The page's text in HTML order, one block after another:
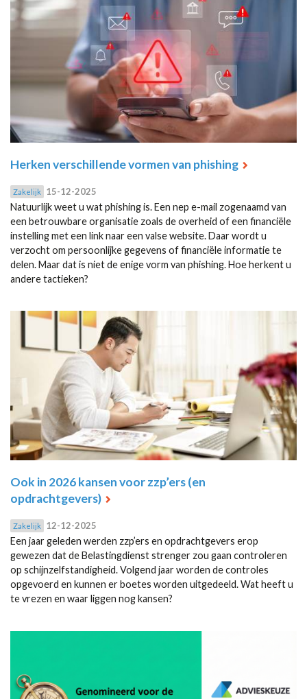
Herken verschillende vormen van phishing
Zakelijk 15-12-2025
Natuurlijk weet u wat phishing is. Een nep e-mail zogenaamd van
een betrouwbare organisatie zoals de overheid of een financiële
instelling met een link naar een valse website. Daar wordt u
verzocht om persoonlijke gegevens of financiële informatie te
delen. Maar dat is niet de enige vorm van phishing. Hoe herkent u
andere tactieken?
Ook in 2026 kansen voor zzp’ers (en
opdrachtgevers)
Zakelijk 12-12-2025
Een jaar geleden werden zzp’ers en opdrachtgevers erop
gewezen dat de Belastingdienst strenger zou gaan controleren
op schijnzelfstandigheid. Volgend jaar worden de controles
opgevoerd en kunnen er boetes worden uitgedeeld. Wat heeft u
te vrezen en waar liggen nog kansen?